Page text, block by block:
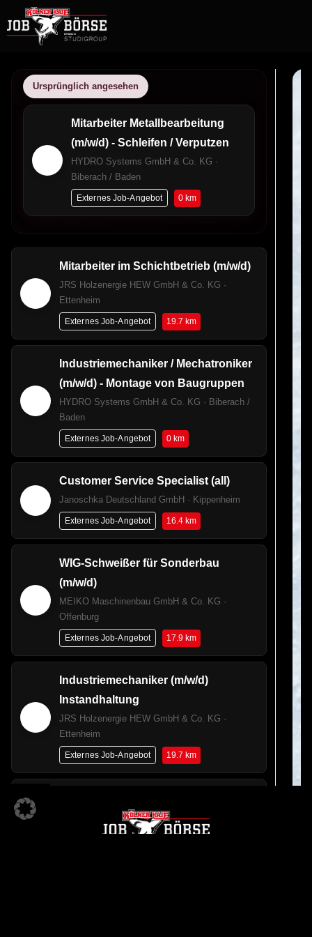
Ursprünglich angesehen
Mitarbeiter Metallbearbeitung
(m/w/d) - Schleifen / Verputzen
HYDRO Systems GmbH & Co. KG ·
Biberach / Baden
Externes Job-Angebot 0 km
Mitarbeiter im Schichtbetrieb (m/w/d)
JRS Holzenergie HEW GmbH & Co. KG ·
Ettenheim
Externes Job-Angebot 19.7 km
Industriemechaniker / Mechatroniker
(m/w/d) - Montage von Baugruppen
HYDRO Systems GmbH & Co. KG · Biberach /
Baden
Externes Job-Angebot 0 km
Customer Service Specialist (all)
Janoschka Deutschland GmbH · Kippenheim
Externes Job-Angebot 16.4 km
WIG-Schweißer für Sonderbau
(m/w/d)
MEIKO Maschinenbau GmbH & Co. KG ·
Offenburg
Externes Job-Angebot 17.9 km
Industriemechaniker (m/w/d)
Instandhaltung
JRS Holzenergie HEW GmbH & Co. KG ·
Ettenheim
Externes Job-Angebot 19.7 km
Gemeinde Appenweier · Appenweier